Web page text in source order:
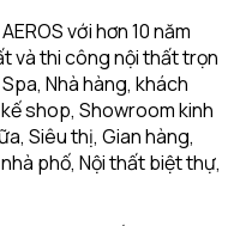
với hơn 10 năm
và thi công nội thất trọn
Nhà hàng, khách
shop, Showroom kinh
Siêu thị, Gian hàng,
phố, Nội thất biệt thự,